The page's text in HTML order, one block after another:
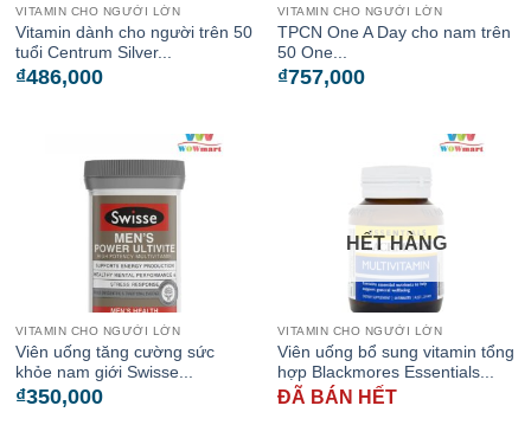
VITAMIN CHO NGƯỜI LỚN
Vitamin dành cho người trên 50
tuổi Centrum Silver...
₫486,000
VITAMIN CHO NGƯỜI LỚN
TPCN One A Day cho nam trên
50 One...
₫757,000
VITAMIN CHO NGƯỜI LỚN
Viên uống tăng cường sức
khỏe nam giới Swisse...
₫350,000
HẾT HÀNG
VITAMIN CHO NGƯỜI LỚN
Viên uống bổ sung vitamin tổng
hợp Blackmores Essentials...
ĐÃ BÁN HẾT